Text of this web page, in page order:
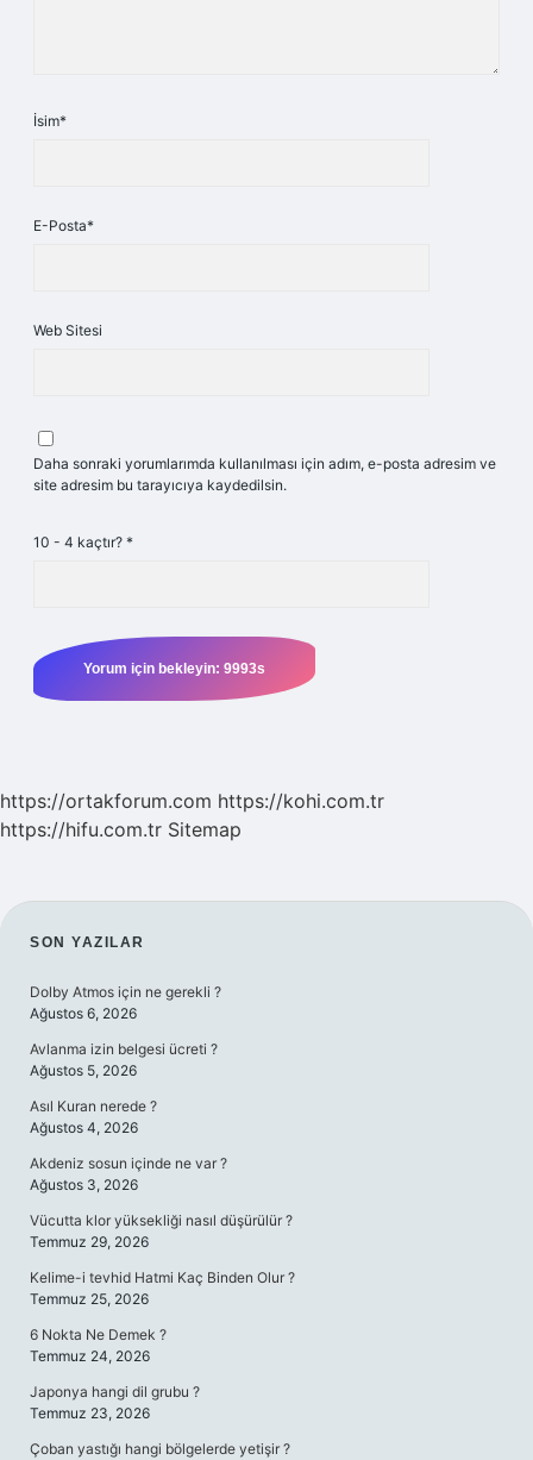
İsim*
E-Posta*
Web Sitesi
Daha sonraki yorumlarımda kullanılması için adım, e-posta adresim ve
site adresim bu tarayıcıya kaydedilsin.
10 - 4 kaçtır? *
https://ortakforum.com https://kohi.com.tr
https://hifu.com.tr Sitemap
SIDEBAR
SON YAZILAR
Dolby Atmos için ne gerekli ?
Ağustos 6, 2026
Avlanma izin belgesi ücreti ?
Ağustos 5, 2026
Asıl Kuran nerede ?
Ağustos 4, 2026
Akdeniz sosun içinde ne var ?
Ağustos 3, 2026
Vücutta klor yüksekliği nasıl düşürülür ?
Temmuz 29, 2026
Kelime-i tevhid Hatmi Kaç Binden Olur ?
Temmuz 25, 2026
6 Nokta Ne Demek ?
Temmuz 24, 2026
Japonya hangi dil grubu ?
Temmuz 23, 2026
Çoban yastığı hangi bölgelerde yetişir ?